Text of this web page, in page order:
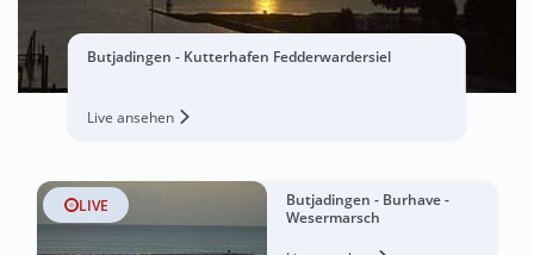
Butjadingen - Kutterhafen Fedderwardersiel
Live ansehen
LIVE
Butjadingen - Burhave -
Wesermarsch